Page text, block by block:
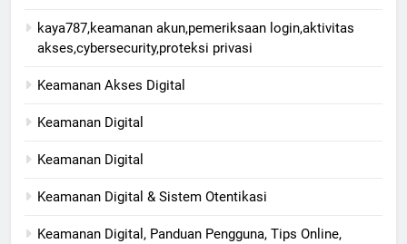
kaya787,keamanan akun,pemeriksaan login,aktivitas
akses,cybersecurity,proteksi privasi
Keamanan Akses Digital
Keamanan Digital​
Keamanan Digital
Keamanan Digital & Sistem Otentikasi
Keamanan Digital, Panduan Pengguna, Tips Online,